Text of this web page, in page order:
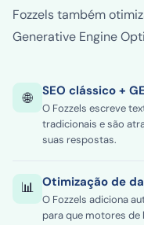
Fozzels também
Generative Engine
🌐 SEO clássico +
O Fozzels escreve
tradicionais e são
suas respostas.
📊 Otimização de
O Fozzels adiciona
para que motores